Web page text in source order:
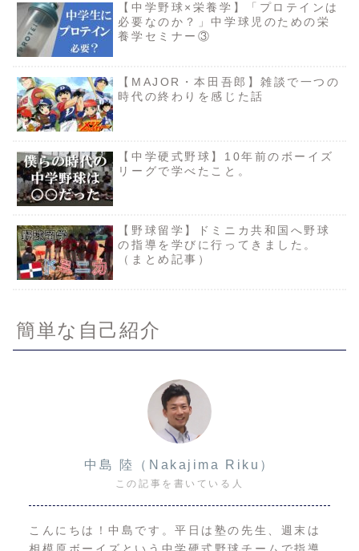
【中学野球×栄養学】「プロテインは
必要なのか？」中学球児のための栄
養学セミナー③
【MAJOR・本田吾郎】雑談で一つの
時代の終わりを感じた話
【中学硬式野球】10年前のボーイズ
リーグで学べたこと。
【野球留学】ドミニカ共和国へ野球
の指導を学びに行ってきました。
（まとめ記事）
簡単な自己紹介
中島 陸（Nakajima Riku）
この記事を書いている人
こんにちは！中島です。平日は塾の先生、週末は
相模原ボーイズという中学硬式野球チームで指導